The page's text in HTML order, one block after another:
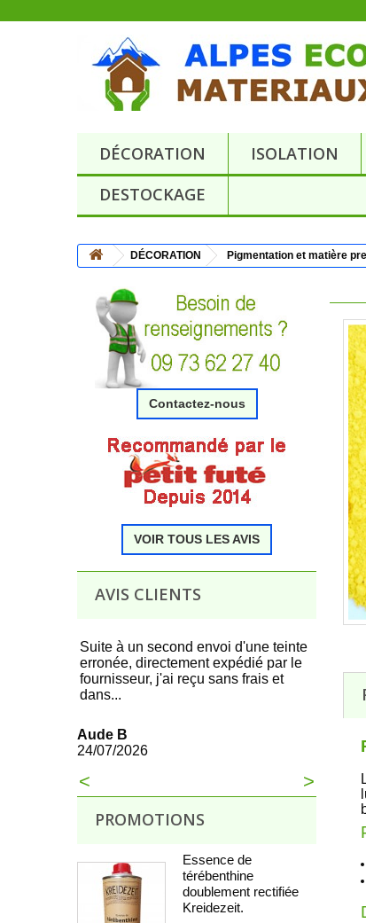
DÉCORATION ISOLATION
DESTOCKAGE
DÉCORATION Pigmentation et matière
Contactez-nous
VOIR TOUS LES AVIS
AVIS CLIENTS
Suite à un second envoi d'une teinte
erronée, directement expédié par le
fournisseur, j'ai reçu sans frais et
dans...
Aude B
24/07/2026
>
<
PROMOTIONS
Essence de
térébenthine
doublement rectifiée
Kreidezeit.